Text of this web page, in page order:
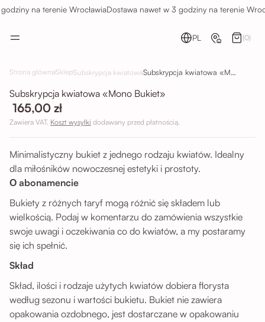
na terenie WrocławiaDostawa nawet w 3 godziny na terenie
PL (0)
Strona główna Sklep Subskrypcja kwiatowa Subskrypcja kwiatowa «Mono Bukiet»
Subskrypcja kwiatowa «Mono Bukiet»
165,00 zł
Zawiera VAT. Koszt wysyłki dodawany przed płatnością.
Minimalistyczny bukiet z jednego rodzaju kwiatów. Idealny
dla miłośników nowoczesnej estetyki i prostoty.
О abonamencie
Bukiety z różnych taryf mogą różnić się składem lub
wielkością. Podaj w komentarzu do zamówienia wszystkie
swoje uwagi i oczekiwania co do kwiatów, a my postaramy
się ich spełnić.
Skład
Skład, ilości i rodzaje użytych kwiatów dobiera florysta
według sezonu i wartości bukietu. Bukiet nie zawiera
opakowania ozdobnego, jest dostarczane w opakowaniu